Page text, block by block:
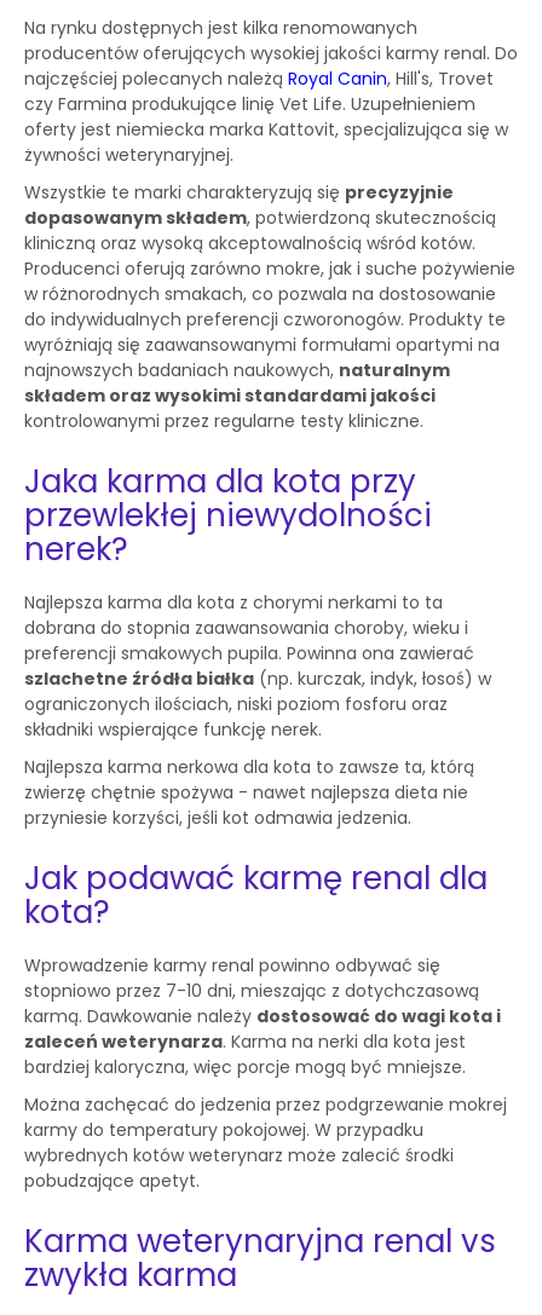
Na rynku dostępnych jest kilka renomowanych
producentów oferujących wysokiej jakości karmy renal. Do
najczęściej polecanych należą Royal Canin, Hill's, Trovet
czy Farmina produkujące linię Vet Life. Uzupełnieniem
oferty jest niemiecka marka Kattovit, specjalizująca się w
żywności weterynaryjnej.
Wszystkie te marki charakteryzują się precyzyjnie
dopasowanym składem, potwierdzoną skutecznością
kliniczną oraz wysoką akceptowalnością wśród kotów.
Producenci oferują zarówno mokre, jak i suche pożywienie
w różnorodnych smakach, co pozwala na dostosowanie
do indywidualnych preferencji czworonogów. Produkty te
wyróżniają się zaawansowanymi formułami opartymi na
najnowszych badaniach naukowych, naturalnym
składem oraz wysokimi standardami jakości
kontrolowanymi przez regularne testy kliniczne.
Jaka karma dla kota przy
przewlekłej niewydolności
nerek?
Najlepsza karma dla kota z chorymi nerkami to ta
dobrana do stopnia zaawansowania choroby, wieku i
preferencji smakowych pupila. Powinna ona zawierać
szlachetne źródła białka (np. kurczak, indyk, łosoś) w
ograniczonych ilościach, niski poziom fosforu oraz
składniki wspierające funkcję nerek.
Najlepsza karma nerkowa dla kota to zawsze ta, którą
zwierzę chętnie spożywa - nawet najlepsza dieta nie
przyniesie korzyści, jeśli kot odmawia jedzenia.
Jak podawać karmę renal dla
kota?
Wprowadzenie karmy renal powinno odbywać się
stopniowo przez 7-10 dni, mieszając z dotychczasową
karmą. Dawkowanie należy dostosować do wagi kota i
zaleceń weterynarza. Karma na nerki dla kota jest
bardziej kaloryczna, więc porcje mogą być mniejsze.
Można zachęcać do jedzenia przez podgrzewanie mokrej
karmy do temperatury pokojowej. W przypadku
wybrednych kotów weterynarz może zalecić środki
pobudzające apetyt.
Karma weterynaryjna renal vs
zwykła karma